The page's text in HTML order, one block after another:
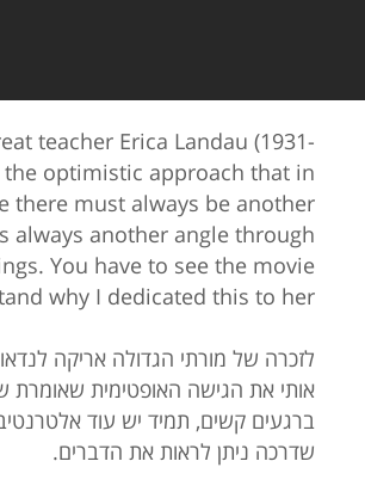
teacher Erica Landau (1931-
the optimistic approach that in
there must always be another
always another angle through
You have to see the movie
why I dedicated this to her…
אותי את הגישה האופטימית
ברגעים קשים, תמיד יש עוד
שדרכה ניתן לראות את הדברים.